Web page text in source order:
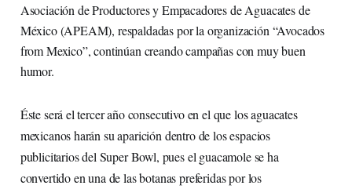
Asociación de Productores y Empacadores de Aguacates de
México (APEAM), respaldadas por la organización “Avocados
from Mexico”, continúan creando campañas con muy buen
humor.
Éste será el tercer año consecutivo en el que los aguacates
mexicanos harán su aparición dentro de los espacios
publicitarios del Super Bowl, pues el guacamole se ha
convertido en una de las botanas preferidas por los